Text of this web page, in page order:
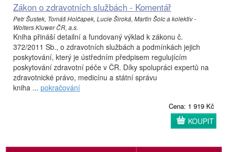
Zákon o zdravotních službách - Komentář
Petr Šustek, Tomáš Holčapek, Lucie Široká, Martin Šolc a kolektiv -
Wolters Kluwer ČR, a.s.
Kniha přináší detailní a fundovaný výklad k zákonu č.
372/2011 Sb., o zdravotních službách a podmínkách jejich
poskytování, který je ústředním předpisem regulujícím
poskytování zdravotní péče v ČR. Díky spolupráci expertů na
zdravotnické právo, medicínu a státní správu
kniha ... pokračování
Cena: 1 919 Kč
KOUPIT